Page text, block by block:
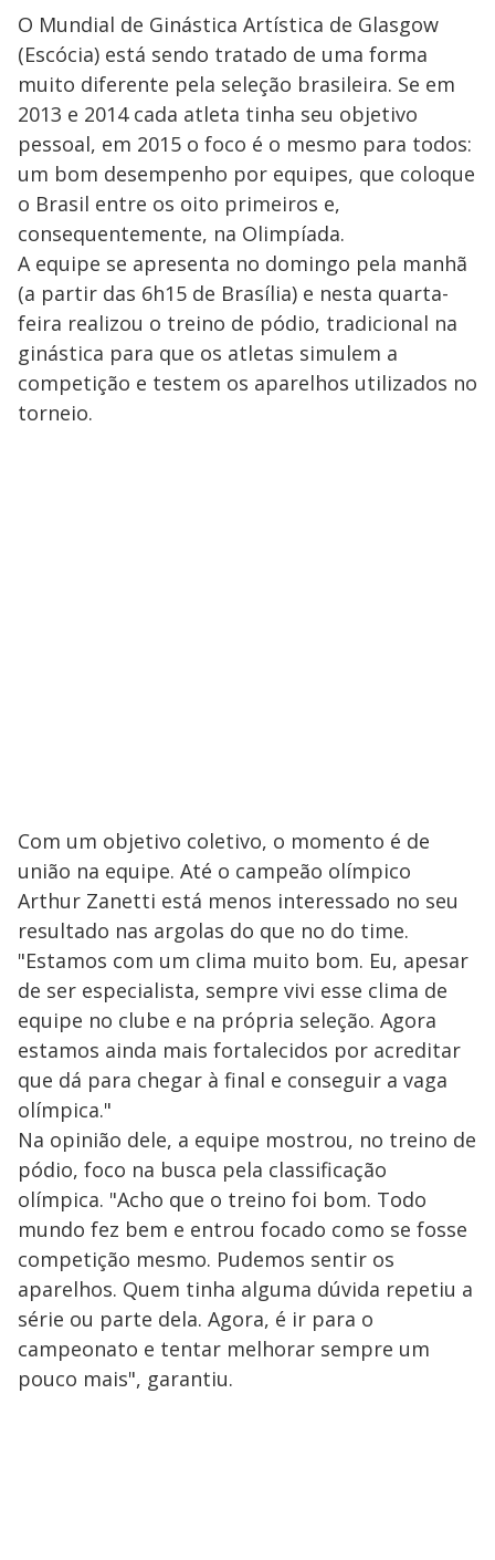
O Mundial de Ginástica Artística de Glasgow
(Escócia) está sendo tratado de uma forma
muito diferente pela seleção brasileira. Se em
2013 e 2014 cada atleta tinha seu objetivo
pessoal, em 2015 o foco é o mesmo para todos:
um bom desempenho por equipes, que coloque
o Brasil entre os oito primeiros e,
consequentemente, na Olimpíada.
A equipe se apresenta no domingo pela manhã
(a partir das 6h15 de Brasília) e nesta quarta-
feira realizou o treino de pódio, tradicional na
ginástica para que os atletas simulem a
competição e testem os aparelhos utilizados no
torneio.
Com um objetivo coletivo, o momento é de
união na equipe. Até o campeão olímpico
Arthur Zanetti está menos interessado no seu
resultado nas argolas do que no do time.
"Estamos com um clima muito bom. Eu, apesar
de ser especialista, sempre vivi esse clima de
equipe no clube e na própria seleção. Agora
estamos ainda mais fortalecidos por acreditar
que dá para chegar à final e conseguir a vaga
olímpica."
Na opinião dele, a equipe mostrou, no treino de
pódio, foco na busca pela classificação
olímpica. "Acho que o treino foi bom. Todo
mundo fez bem e entrou focado como se fosse
competição mesmo. Pudemos sentir os
aparelhos. Quem tinha alguma dúvida repetiu a
série ou parte dela. Agora, é ir para o
campeonato e tentar melhorar sempre um
pouco mais", garantiu.